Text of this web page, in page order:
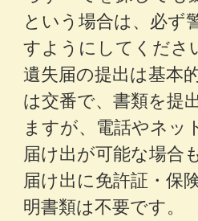
という場合は、必ず
すようにしてくださ
遺失届の提出は基本
は交番で、書類を提
ますが、電話やネッ
届け出が可能な場合
届け出に免許証・保
明書類は不要です。